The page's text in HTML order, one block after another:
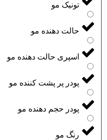
تونیک مو
حالت دهنده مو
اسپری حالت دهنده مو
پودر پر پشت کننده مو
پودر حجم دهنده مو
رنگ مو